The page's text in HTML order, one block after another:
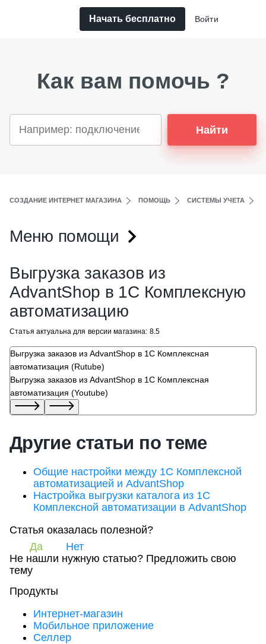
Начать бесплатно Войти
Как вам помочь ?
Найти
СОЗДАНИЕ ИНТЕРНЕТ МАГАЗИНА ПОМОЩЬ СИСТЕМЫ УЧЕТА
Меню помощи
Выгрузка заказов из
AdvantShop в 1С Комплексную
автоматизацию
Статья актуальна для версии магазина: 8.5
Выгрузка заказов из AdvantShop в 1С Комплексная
автоматизация (Rutube)
Выгрузка заказов из AdvantShop в 1С Комплексная
автоматизация (Youtube)
Другие статьи по теме
Общие настройки между 1С Комплексной
автоматизацией и AdvantShop
Настройка выгрузки каталога из 1С
Комплексной автоматизации в AdvantShop
Статья оказалась полезной?
Да
Нет
Не нашли нужную статью? Предложить свою
тему
Продукты
Интернет-магазин
Мобильное приложение
Селлер